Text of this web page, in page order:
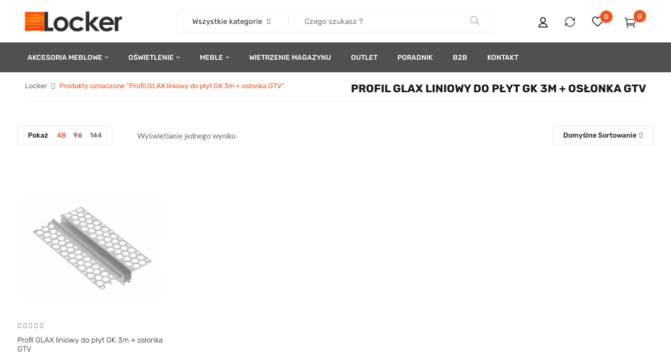
Wszystkie kategorie
0 0
AKCESORIA MEBLOWE OŚWIETLENIE MEBLE WIETRZENIE MAGAZYNU OUTLET PORADNIK B2B KONTAKT
Locker Produkty oznaczone “Profil GLAX liniowy do płyt GK 3m + osłonka GTV” PROFIL GLAX LINIOWY DO PŁYT GK 3M + OSŁONKA GTV
Wyświetlanie jednego wyniku Domyślne Sortowanie
Pokaż 48 96 144
Profil GLAX liniowy do płyt GK 3m + osłonka
GTV